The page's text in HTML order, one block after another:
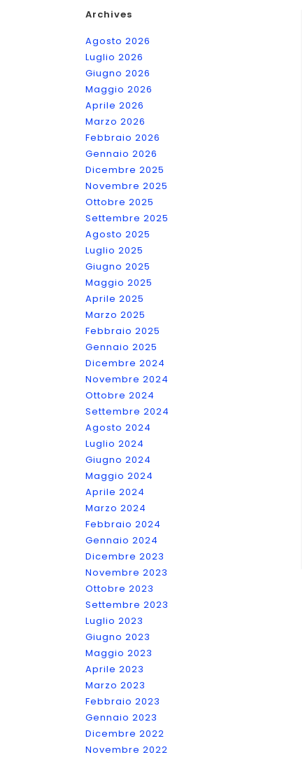
Archives
Agosto 2026
Luglio 2026
Giugno 2026
Maggio 2026
Aprile 2026
Marzo 2026
Febbraio 2026
Gennaio 2026
Dicembre 2025
Novembre 2025
Ottobre 2025
Settembre 2025
Agosto 2025
Luglio 2025
Giugno 2025
Maggio 2025
Aprile 2025
Marzo 2025
Febbraio 2025
Gennaio 2025
Dicembre 2024
Novembre 2024
Ottobre 2024
Settembre 2024
Agosto 2024
Luglio 2024
Giugno 2024
Maggio 2024
Aprile 2024
Marzo 2024
Febbraio 2024
Gennaio 2024
Dicembre 2023
Novembre 2023
Ottobre 2023
Settembre 2023
Luglio 2023
Giugno 2023
Maggio 2023
Aprile 2023
Marzo 2023
Febbraio 2023
Gennaio 2023
Dicembre 2022
Novembre 2022